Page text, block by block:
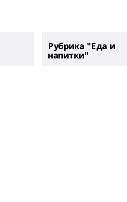
Рубрика "Еда и
напитки"